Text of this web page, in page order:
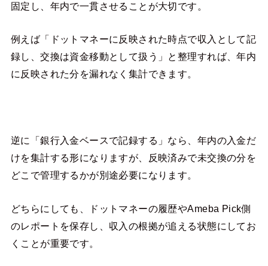
固定し、年内で一貫させることが大切です。
例えば「ドットマネーに反映された時点で収入として記
録し、交換は資金移動として扱う」と整理すれば、年内
に反映された分を漏れなく集計できます。
逆に「銀行入金ベースで記録する」なら、年内の入金だ
けを集計する形になりますが、反映済みで未交換の分を
どこで管理するかが別途必要になります。
どちらにしても、ドットマネーの履歴やAmeba Pick側
のレポートを保存し、収入の根拠が追える状態にしてお
くことが重要です。